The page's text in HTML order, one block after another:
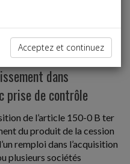
dans
prise de contrôle
de l’article 150-0 B ter
du produit de la cession
remploi dans l’acquisition
plusieurs sociétés
Acceptez et continuez